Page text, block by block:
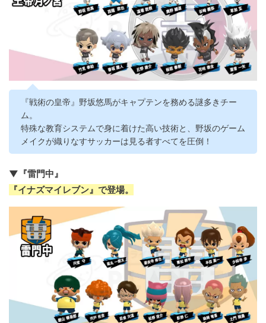
『戦術の皇帝』野坂悠馬がキャプテンを務める謎多きチー
ム。
特殊な教育システムで身に着けた高い技術と、野坂のゲーム
メイクが織りなすサッカーは見る者すべてを圧倒！
▼『雷門中』
『イナズマイレブン』で登場。